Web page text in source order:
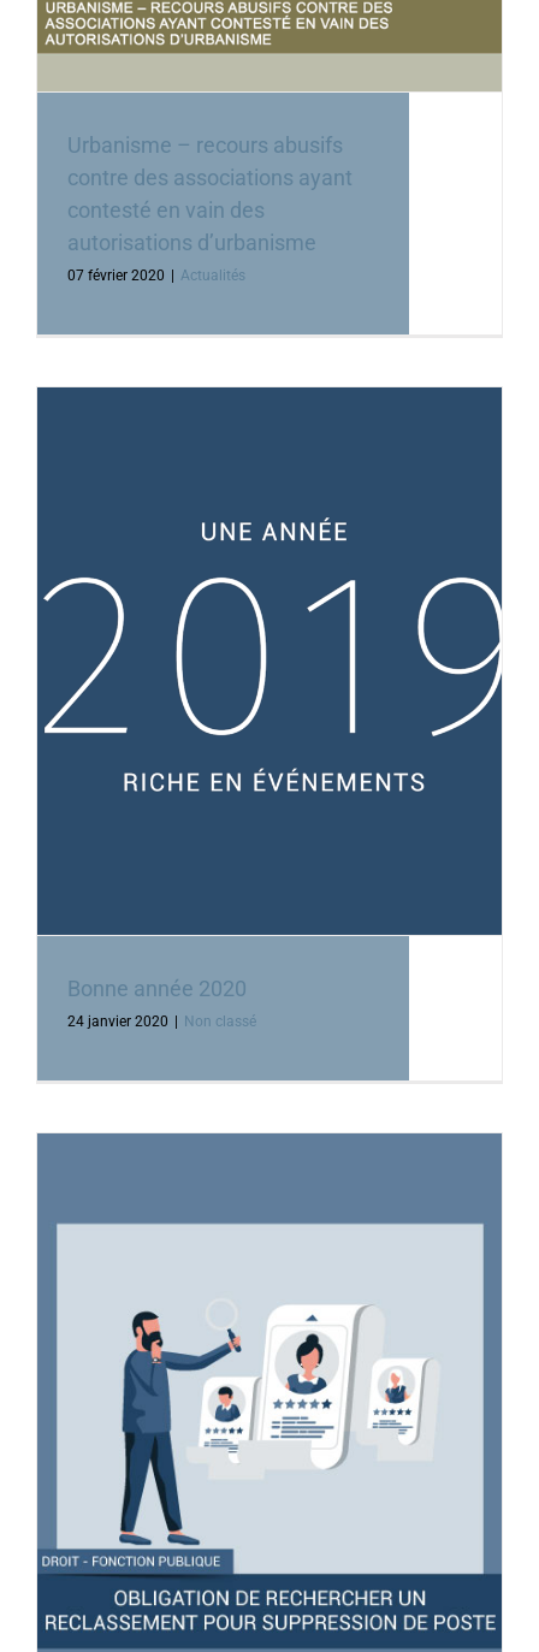
Urbanisme – recours abusifs
contre des associations ayant
contesté en vain des
autorisations d’urbanisme
07 février 2020 Actualités
Bonne année 2020
24 janvier 2020 Non classé